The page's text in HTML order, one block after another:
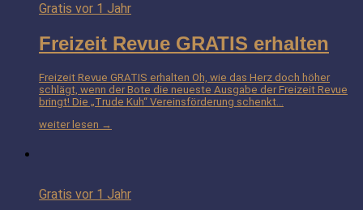
Gratis vor 1 Jahr
Freizeit Revue GRATIS erhalten
Freizeit Revue GRATIS erhalten Oh, wie das Herz doch höher
schlägt, wenn der Bote die neueste Ausgabe der Freizeit Revue
bringt! Die „Trude Kuh“ Vereinsförderung schenkt…
weiter lesen →
Gratis vor 1 Jahr